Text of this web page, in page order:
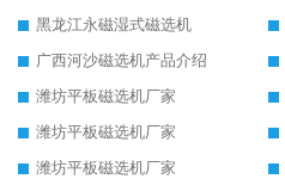
黑龙江永磁湿式磁选机
广西河沙磁选机产品介绍
潍坊平板磁选机厂家
潍坊平板磁选机厂家
潍坊平板磁选机厂家